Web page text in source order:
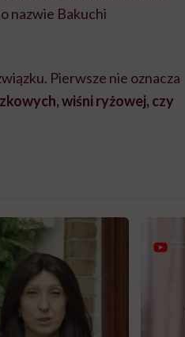
nazwie Bakuchi
Pierwsze nie oznacza
wiśni ryżowej, czy